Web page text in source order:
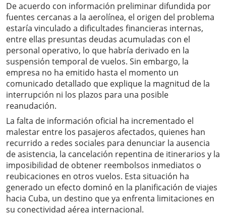
De acuerdo con información preliminar difundida por
fuentes cercanas a la aerolínea, el origen del problema
estaría vinculado a dificultades financieras internas,
entre ellas presuntas deudas acumuladas con el
personal operativo, lo que habría derivado en la
suspensión temporal de vuelos. Sin embargo, la
empresa no ha emitido hasta el momento un
comunicado detallado que explique la magnitud de la
interrupción ni los plazos para una posible
reanudación.
La falta de información oficial ha incrementado el
malestar entre los pasajeros afectados, quienes han
recurrido a redes sociales para denunciar la ausencia
de asistencia, la cancelación repentina de itinerarios y la
imposibilidad de obtener reembolsos inmediatos o
reubicaciones en otros vuelos. Esta situación ha
generado un efecto dominó en la planificación de viajes
hacia Cuba, un destino que ya enfrenta limitaciones en
su conectividad aérea internacional.